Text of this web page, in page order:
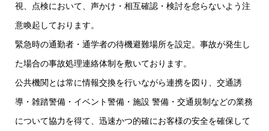
視、点検において、声かけ・相互確認・検討を怠らないよう注
意喚起しております。
緊急時の通勤者・通学者の待機避難場所を設定。事故が発生し
た場合の事故処理連絡体制を敷いております。
公共機関とは常に情報交換を行いながら連携を図り、交通誘
導・雑踏警備・イベント警備・施設 警備・交通規制などの業務
について協力を得て、迅速かつ的確にお客様の安全を確保して